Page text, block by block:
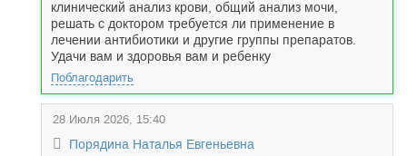
клинический анализ крови, общий анализ мочи,
решать с доктором требуется ли применение в
лечении антибиотики и другие группы препаратов.
Удачи вам и здоровья вам и ребенку
Поблагодарить
28 Июля 2026, 15:40
Порядина Наталья Евгеньевна